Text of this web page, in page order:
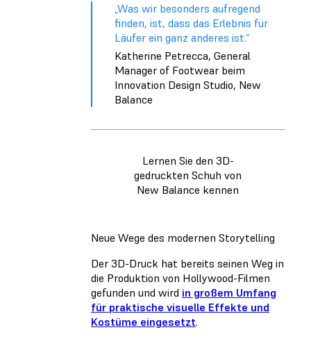
„Was wir besonders aufregend
finden, ist, dass das Erlebnis für
Läufer ein ganz anderes ist.“
Katherine Petrecca, General
Manager of Footwear beim
Innovation Design Studio, New
Balance
Lernen Sie den 3D-
gedruckten Schuh von
New Balance kennen
Neue Wege des modernen Storytelling
Der 3D-Druck hat bereits seinen Weg in
die Produktion von Hollywood-Filmen
gefunden und wird in großem Umfang
für praktische visuelle Effekte und
Kostüme eingesetzt.